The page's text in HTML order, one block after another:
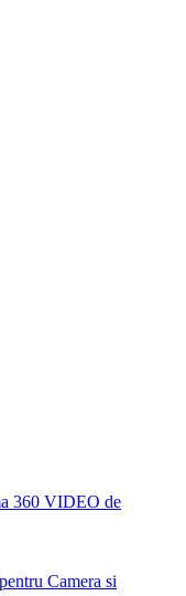
360 VIDEO de
Camera si